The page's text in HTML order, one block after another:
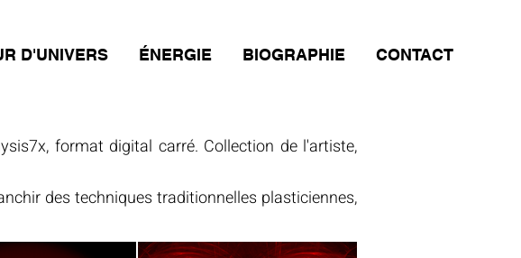
D'UNIVERS ÉNERGIE BIOGRAPHIE CONTACT
format digital carré. Collection de l'artiste,
des techniques traditionnelles plasticiennes,